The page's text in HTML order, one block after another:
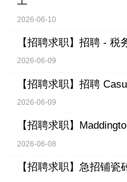
2026-06-10
【招聘求职】 招聘 - 税
2026-06-09
【招聘求职】 招聘
2026-06-09
【招聘求职】
2026-06-08
【招聘求职】 急招铺瓷